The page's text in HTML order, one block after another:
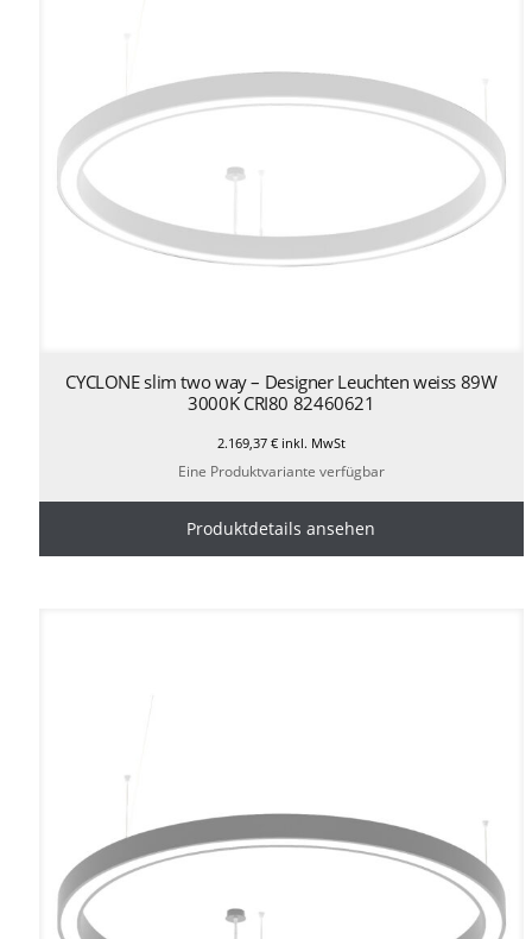
CYCLONE slim two way – Designer Leuchten weiss 89W
3000K CRI80 82460621
2.169,37 €inkl. MwSt
Eine Produktvariante verfügbar
Produktdetails ansehen